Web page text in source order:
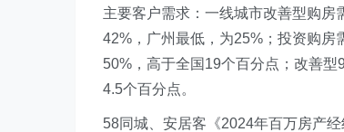
主要客户需求：一线城市改善型购
42%，广州最低，为25%；投资购房
50%，高于全国19个百分点；改善
4.5个百分点。
58同城、安居客《2024年百万房产经